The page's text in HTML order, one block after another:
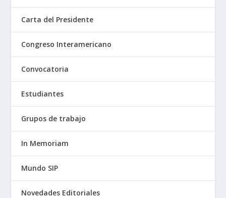
Carta del Presidente
Congreso Interamericano
Convocatoria
Estudiantes
Grupos de trabajo
In Memoriam
Mundo SIP
Novedades Editoriales